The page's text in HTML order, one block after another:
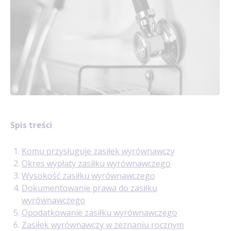
Spis treści
Komu przysługuje zasiłek wyrównawczy
Okres wypłaty zasiłku wyrównawczego
Wysokość zasiłku wyrównawczego
Dokumentowanie prawa do zasiłku
wyrównawczego
Opodatkowanie zasiłku wyrównawczego
Zasiłek wyrównawczy w zeznaniu rocznym